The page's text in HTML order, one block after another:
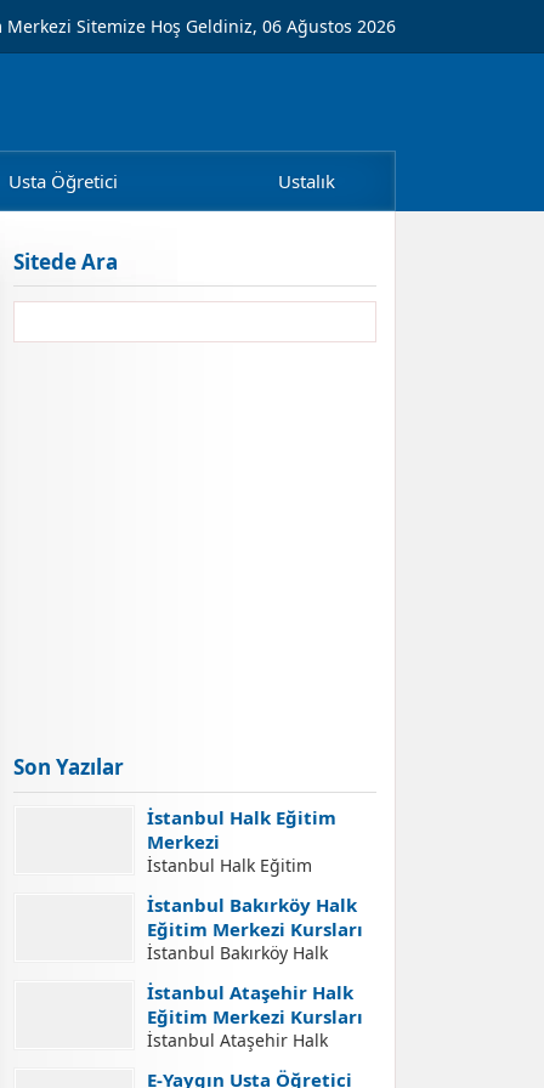
Merkezi Sitemize Hoş Geldiniz, 06 Ağustos 2026
Usta Öğretici Ustalık
Sitede Ara
Son Yazılar
İstanbul Halk Eğitim
Merkezi
İstanbul Halk Eğitim
Merkezi İletişim Adresleri
İstanbul Halk Eğitim
Merkezi İletişim Bilgileri,
İstanbul Halk Eğitim
Merkezleri Adresleri, Halk
Eğitim Merkezlerinde Açılan
Kurslara Kurs Kayıt
İşlemleri Nasıl Yapılır.
İstanbul Bakırköy Halk
Eğitim Merkezi Kursları
İstanbul Bakırköy Halk
Eğitim Merkezi Kursları
İstanbul Bakırköy Halk
Eğitim Merkezi Açılabilecek
Kursları. İstanbul Bakırköy
Halk Eğitim Merkezi Kurs
İstanbul Ataşehir Halk
Eğitim Merkezi Kursları
İstanbul Ataşehir Halk
Eğitim Merkezi Kursları
E-Yaygın Usta Öğretici